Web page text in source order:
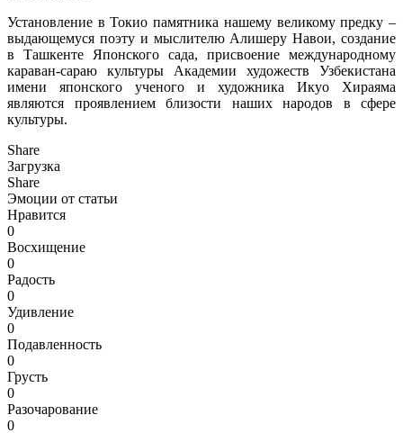
Установление в Токио памятника нашему великому предку –
выдающемуся поэту и мыслителю Алишеру Навои, создание
в Ташкенте Японского сада, присвоение международному
караван-сараю культуры Академии художеств Узбекистана
имени японского ученого и художника Икуо Хираяма
являются проявлением близости наших народов в сфере
культуры.
Share
Загрузка
Share
Эмоции от статьи
Нравится
0
Восхищение
0
Радость
0
Удивление
0
Подавленность
0
Грусть
0
Разочарование
0